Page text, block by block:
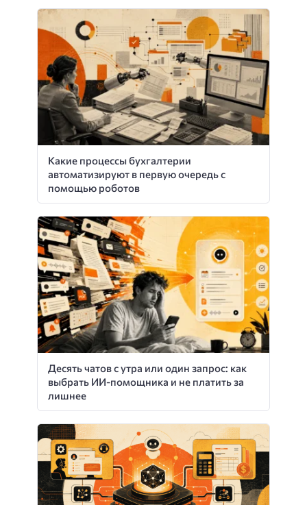
Какие процессы бухгалтерии
автоматизируют в первую очередь с
помощью роботов
Десять чатов с утра или один запрос: как
выбрать ИИ-помощника и не платить за
лишнее